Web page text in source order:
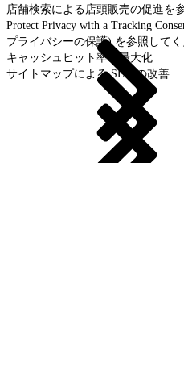
店舗検索による店頭販売の促進を
Protect Privacy with a Tracking
プライバシーの保護) を参照してく
キャッシュヒット率の最大化
サイトマップによる SEO の改善